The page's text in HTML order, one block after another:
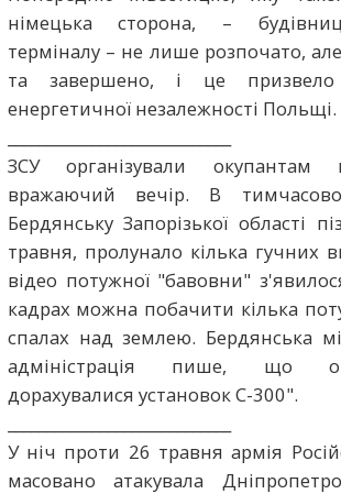
німецька сторона, –
терміналу – не лише розпочато,
та завершено, і це
енергетичної незалежності Польщі.
ЗСУ організували окупантам
вражаючий вечір. В
Бердянську Запорізької області
травня, пролунало кілька гучних
відео потужної "бавовни"
кадрах можна побачити кілька
спалах над землею. Бердянська
адміністрація пише, що
дорахувалися установок С-300".
У ніч проти 26 травня армія
масовано атакувала